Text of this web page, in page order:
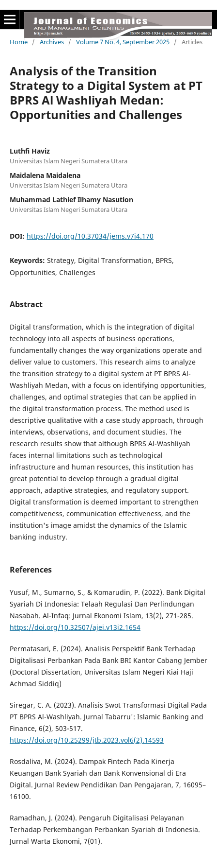
Home / Archives / Volume 7 No. 4, September 2025 / Articles
Analysis of the Transition
Strategy to a Digital System at PT
BPRS Al Washliyah Medan:
Opportunities and Challenges
Luthfi Haviz
Universitas Islam Negeri Sumatera Utara
Maidalena Maidalena
Universitas Islam Negeri Sumatera Utara
Muhammad Lathief Ilhamy Nasution
Universitas Islam Negeri Sumatera Utara
DOI: https://doi.org/10.37034/jems.v7i4.170
Keywords: Strategy, Digital Transformation, BPRS,
Opportunities, Challenges
Abstract
Digital transformation, which is the integration of digital
technology into all aspects of business operations,
fundamentally changes the way organizations operate and
deliver value to customers. This research aims to analyze
the transition strategy to a digital system at PT BPRS Al-
Washliyah Medan, with a focus on identifying opportunities,
challenges, and optimal strategies that can be applied in
the digital transformation process. The method used is
descriptive qualitative with a case study approach, through
interviews, observations, and document studies. The
research results show that although BPRS Al-Washliyah
faces internal limitations such as technological
infrastructure and human resources, this institution has
great potential to develop through a gradual digital
approach, adaptive strategies, and regulatory support.
Digital transformation is deemed important to strengthen
competitiveness, communication effectiveness, and the
institution's image amidst the dynamics of the Islamic
banking industry.
References
Yusuf, M., Sumarno, S., & Komarudin, P. (2022). Bank Digital
Syariah Di Indonesia: Telaah Regulasi Dan Perlindungan
Nasabah. Al-Infaq: Jurnal Ekonomi Islam, 13(2), 271-285.
https://doi.org/10.32507/ajei.v13i2.1654
Permatasari, E. (2024). Analisis Perspektif Bank Terhadap
Digitalisasi Perbankan Pada Bank BRI Kantor Cabang Jember
(Doctoral Dissertation, Universitas Islam Negeri Kiai Haji
Achmad Siddiq)
Siregar, C. A. (2023). Analisis Swot Transformasi Digital Pada
PT BPRS Al-Washliyah. Jurnal Tabarru': Islamic Banking and
Finance, 6(2), 503-517.
https://doi.org/10.25299/jtb.2023.vol6(2).14593
Rosdaliva, M. (2024). Dampak Fintech Pada Kinerja
Keuangan Bank Syariah dan Bank Konvensional di Era
Digital. Jurnal Review Pendidikan Dan Pengajaran, 7, 16095–
16100.
Ramadhan, J. (2024). Pengaruh Digitalisasi Pelayanan
Terhadap Perkembangan Perbankan Syariah di Indonesia.
Jurnal Warta Ekonomi, 7(01).